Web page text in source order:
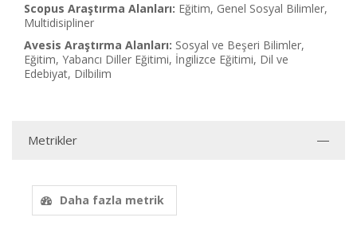
Scopus Araştırma Alanları: Eğitim, Genel Sosyal Bilimler,
Multidisipliner
Avesis Araştırma Alanları: Sosyal ve Beşeri Bilimler,
Eğitim, Yabancı Diller Eğitimi, İngilizce Eğitimi, Dil ve
Edebiyat, Dilbilim
Metrikler
Daha fazla metrik